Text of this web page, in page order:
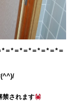
*＝*＝*＝*＝*＝*＝
(^^)/
禁されます